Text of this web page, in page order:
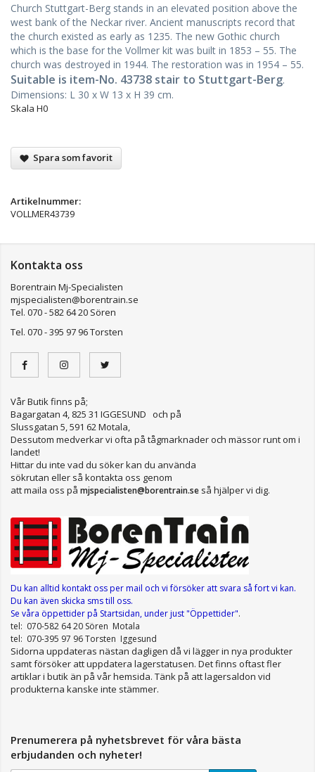
Church Stuttgart-Berg stands in an elevated position above the
west bank of the Neckar river. Ancient manuscripts record that
the church existed as early as 1235. The new Gothic church
which is the base for the Vollmer kit was built in 1853 – 55. The
church was destroyed in 1944. The restoration was in 1954 – 55.
Suitable is item-No. 43738 stair to Stuttgart-Berg.
Dimensions: L 30 x W 13 x H 39 cm.
Skala H0
Spara som favorit
Artikelnummer:
VOLLMER43739
Kontakta oss
Borentrain Mj-Specialisten
mjspecialisten@borentrain.se
Tel. 070 - 582 64 20 Sören
Tel. 070 - 395 97 96 Torsten
Vår Butik finns på;
Bagargatan 4, 825 31 IGGESUND och på
Slussgatan 5, 591 62 Motala,
Dessutom medverkar vi ofta på tågmarknader och mässor runt om i
landet!
Hittar du inte vad du söker kan du använda
sökrutan eller så kontakta oss genom
att maila oss på mjspecialisten@borentrain.se så hjälper vi dig.
Du kan alltid kontakt oss per mail och vi försöker att svara så fort vi kan.
Du kan även skicka sms till oss.
Se våra öppettiderpå Startsidan, under just "Öppettider".
tel: 070-582 64 20 Sören Motala
tel: 070-395 97 96 Torsten Iggesund
Sidorna uppdateras nästan dagligen då vi lägger in nya produkter
samt försöker att uppdatera lagerstatusen. Det finns oftast fler
artiklar i butik än på vår hemsida. Tänk på att lagersaldon vid
produkterna kanske inte stämmer.
Prenumerera på nyhetsbrevet för våra bästa
erbjudanden och nyheter!